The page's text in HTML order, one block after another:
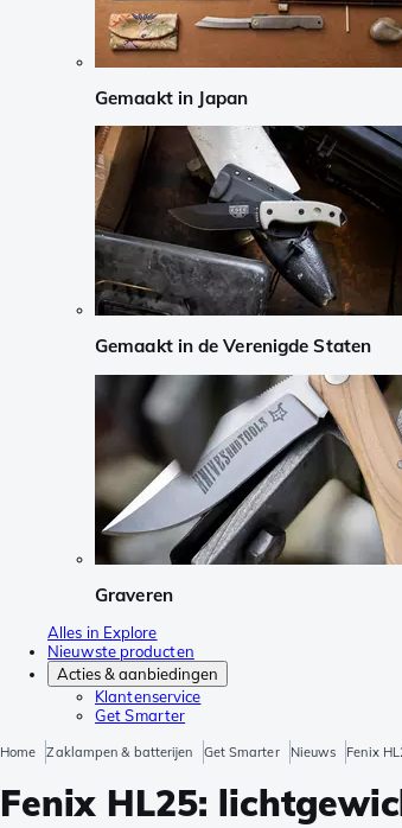
Gemaakt in Japan
Gemaakt in de Verenigde Staten
Graveren
Alles in Explore
Nieuwste producten
Acties & aanbiedingen
Klantenservice
Get Smarter
Home Zaklampen & batterijen Get Smarter Nieuws Fenix
Fenix HL25: